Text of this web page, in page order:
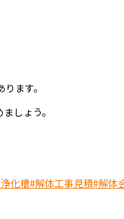
ます。
しょう。
化槽#解体工事見積#解体